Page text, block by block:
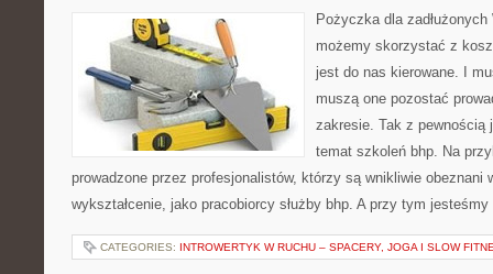
Pożyczka dla
możemy skorzystać z
jest do nas kierowane. I
muszą one pozostać
zakresie. Tak z pewnością
temat szkoleń bhp. Na
prowadzone przez profesjonalistów, którzy są wnikliwie obeznani
wykształcenie, jako pracobiorcy służby bhp. A przy tym
CATEGORIES: INTROWERTYK W RUCHU – SPACERY, JOGA I SLOW